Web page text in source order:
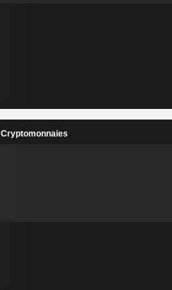
Cryptomonnaies